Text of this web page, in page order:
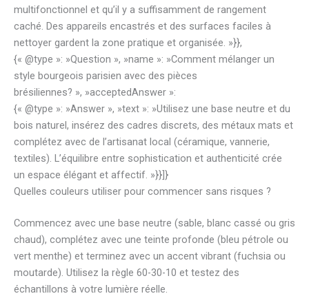
multifonctionnel et qu’il y a suffisamment de rangement
caché. Des appareils encastrés et des surfaces faciles à
nettoyer gardent la zone pratique et organisée. »}},
{« @type »: »Question », »name »: »Comment mélanger un
style bourgeois parisien avec des pièces
brésiliennes? », »acceptedAnswer »:
{« @type »: »Answer », »text »: »Utilisez une base neutre et du
bois naturel, insérez des cadres discrets, des métaux mats et
complétez avec de l’artisanat local (céramique, vannerie,
textiles). L’équilibre entre sophistication et authenticité crée
un espace élégant et affectif. »}}]}
Quelles couleurs utiliser pour commencer sans risques ?
Commencez avec une base neutre (sable, blanc cassé ou gris
chaud), complétez avec une teinte profonde (bleu pétrole ou
vert menthe) et terminez avec un accent vibrant (fuchsia ou
moutarde). Utilisez la règle 60-30-10 et testez des
échantillons à votre lumière réelle.